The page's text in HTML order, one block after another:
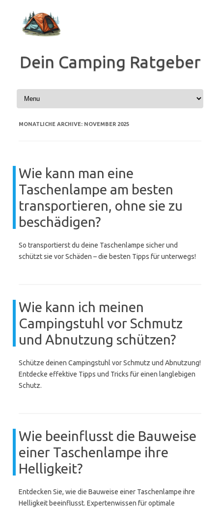
springen
Dein Camping Ratgeber
MONATLICHE ARCHIVE: NOVEMBER 2025
Wie kann man eine
Taschenlampe am besten
transportieren, ohne sie zu
beschädigen?
So transportierst du deine Taschenlampe sicher und
schützt sie vor Schäden – die besten Tipps für unterwegs!
Wie kann ich meinen
Campingstuhl vor Schmutz
und Abnutzung schützen?
Schütze deinen Campingstuhl vor Schmutz und Abnutzung!
Entdecke effektive Tipps und Tricks für einen langlebigen
Schutz.
Wie beeinflusst die Bauweise
einer Taschenlampe ihre
Helligkeit?
Entdecken Sie, wie die Bauweise einer Taschenlampe ihre
Helligkeit beeinflusst. Expertenwissen für optimale